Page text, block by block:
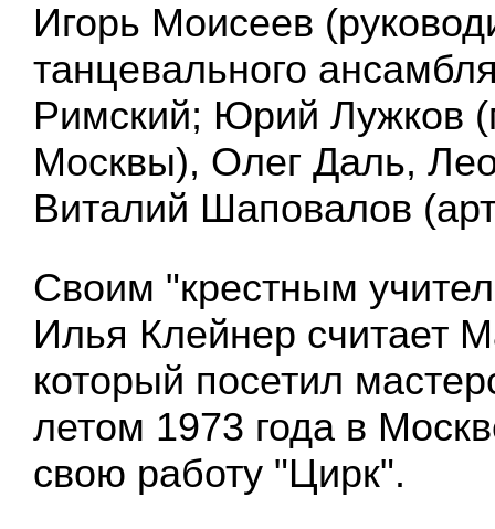
Игорь Моисеев
танцевального
Римский; Юрий Лужков
Москвы), Олег Даль,
Виталий Шаповалов
Своим "крестным
Илья Клейнер считает
который посетил
летом 1973 года в
свою работу "Цирк".